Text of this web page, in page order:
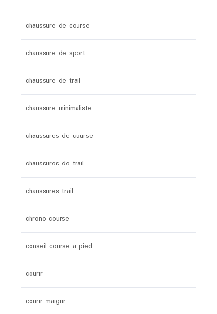
chaussure de course
chaussure de sport
chaussure de trail
chaussure minimaliste
chaussures de course
chaussures de trail
chaussures trail
chrono course
conseil course a pied
courir
courir maigrir